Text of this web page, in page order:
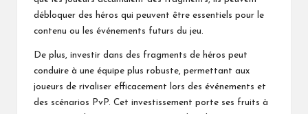
débloquer des héros qui peuvent être essentiels pour le
contenu ou les événements futurs du jeu.
De plus, investir dans des fragments de héros peut
conduire à une équipe plus robuste, permettant aux
joueurs de rivaliser efficacement lors des événements et
des scénarios PvP. Cet investissement porte ses fruits à